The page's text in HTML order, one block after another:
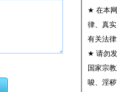
★ 在本
律、真
有关法
★ 请勿
国家宗
唆、淫